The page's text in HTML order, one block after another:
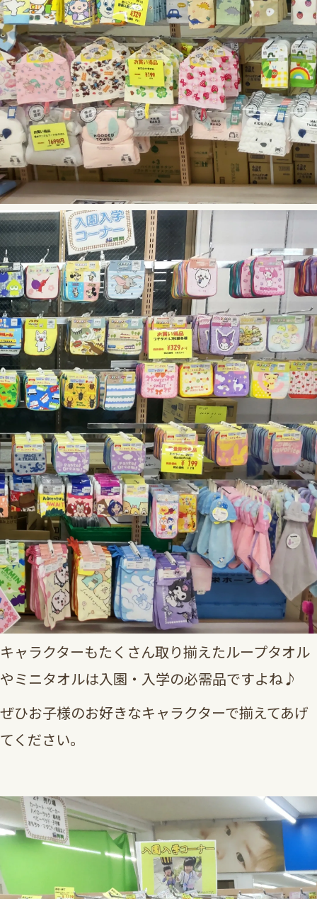
キャラクターもたくさん取り揃えたループタオル
やミニタオルは入園・入学の必需品ですよね♪
ぜひお子様のお好きなキャラクターで揃えてあげ
てください。